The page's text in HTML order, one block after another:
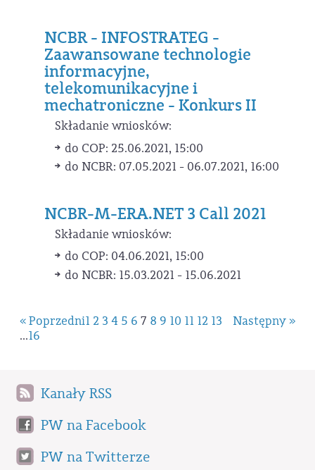
NCBR - INFOSTRATEG -
Zaawansowane technologie
informacyjne,
telekomunikacyjne i
mechatroniczne - Konkurs II
Składanie wniosków:
do COP: 25.06.2021, 15:00
do NCBR: 07.05.2021 - 06.07.2021, 16:00
NCBR-M-ERA.NET 3 Call 2021
Składanie wniosków:
do COP: 04.06.2021, 15:00
do NCBR: 15.03.2021 - 15.06.2021
« Poprzedni Następny »
1 2 3 4 5 6 7 8 9 10 11 12 13
...16
Kanały RSS
PW na Facebook
PW na Twitterze